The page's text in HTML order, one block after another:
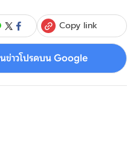
Copy link
ข่าวโปรดบน Google